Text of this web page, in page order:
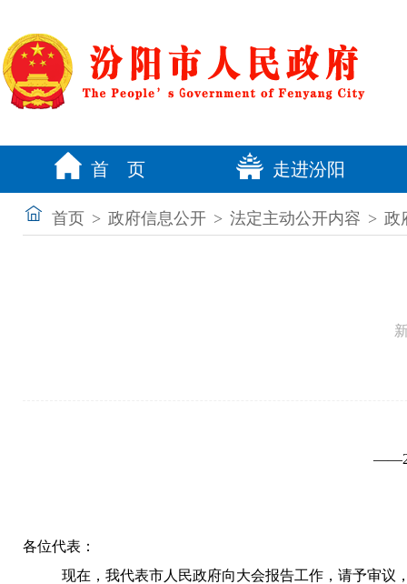
首 页 走进汾阳
首页 > 政府信息公开 > 法定主动公开内容 > 政
各位代表 ：
现在，我代表市人民政府向大会报告工作，请予审议